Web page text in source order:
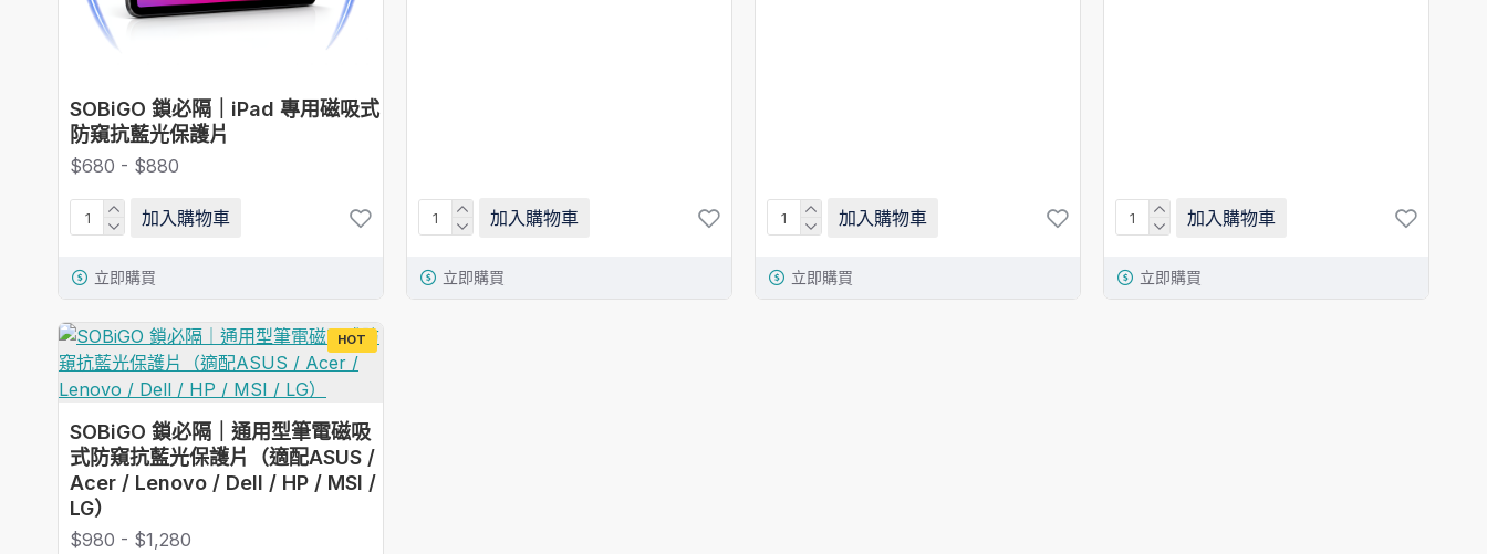
SOBiGO 鎖必隔｜iPad 專用磁吸式
防窺抗藍光保護片
$680 - $880
加入購物車
立即購買
加入購物車
立即購買
加入購物車
立即購買
加入購物車
立即購買
HOT
SOBiGO 鎖必隔｜通用型筆電磁吸
式防窺抗藍光保護片（適配ASUS /
Acer / Lenovo / Dell / HP / MSI /
LG）
$980 - $1,280